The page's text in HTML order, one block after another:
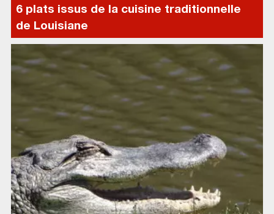
6 plats issus de la cuisine traditionnelle
de Louisiane